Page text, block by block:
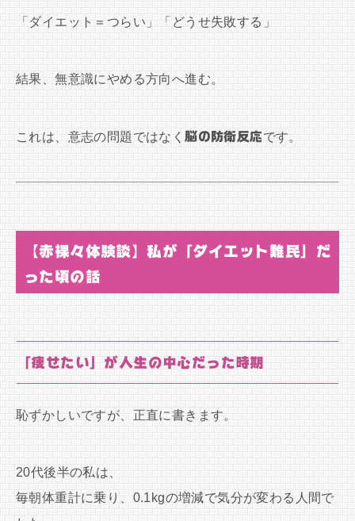
「ダイエット＝つらい」「どうせ失敗する」
結果、無意識にやめる方向へ進む。
これは、意志の問題ではなく脳の防衛反応です。
【赤裸々体験談】私が「ダイエット難民」だ
った頃の話
「痩せたい」が人生の中心だった時期
恥ずかしいですが、正直に書きます。
20代後半の私は、
毎朝体重計に乗り、0.1kgの増減で気分が変わる人間で